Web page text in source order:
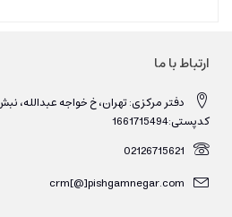
ارتباط با ما
کدپستی:1661715494
02126715621
crm[@]pishgamnegar.com